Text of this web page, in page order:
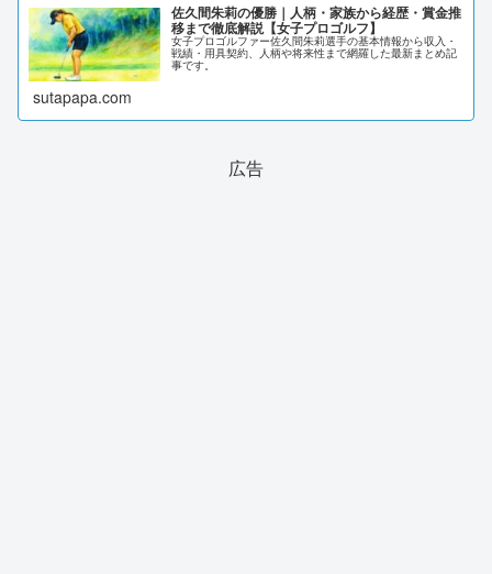
佐久間朱莉の優勝｜人柄・家族から経歴・賞金推
移まで徹底解説【女子プロゴルフ】
女子プロゴルファー佐久間朱莉選手の基本情報から収入・
戦績・用具契約、人柄や将来性まで網羅した最新まとめ記
事です。
sutapapa.com
広告